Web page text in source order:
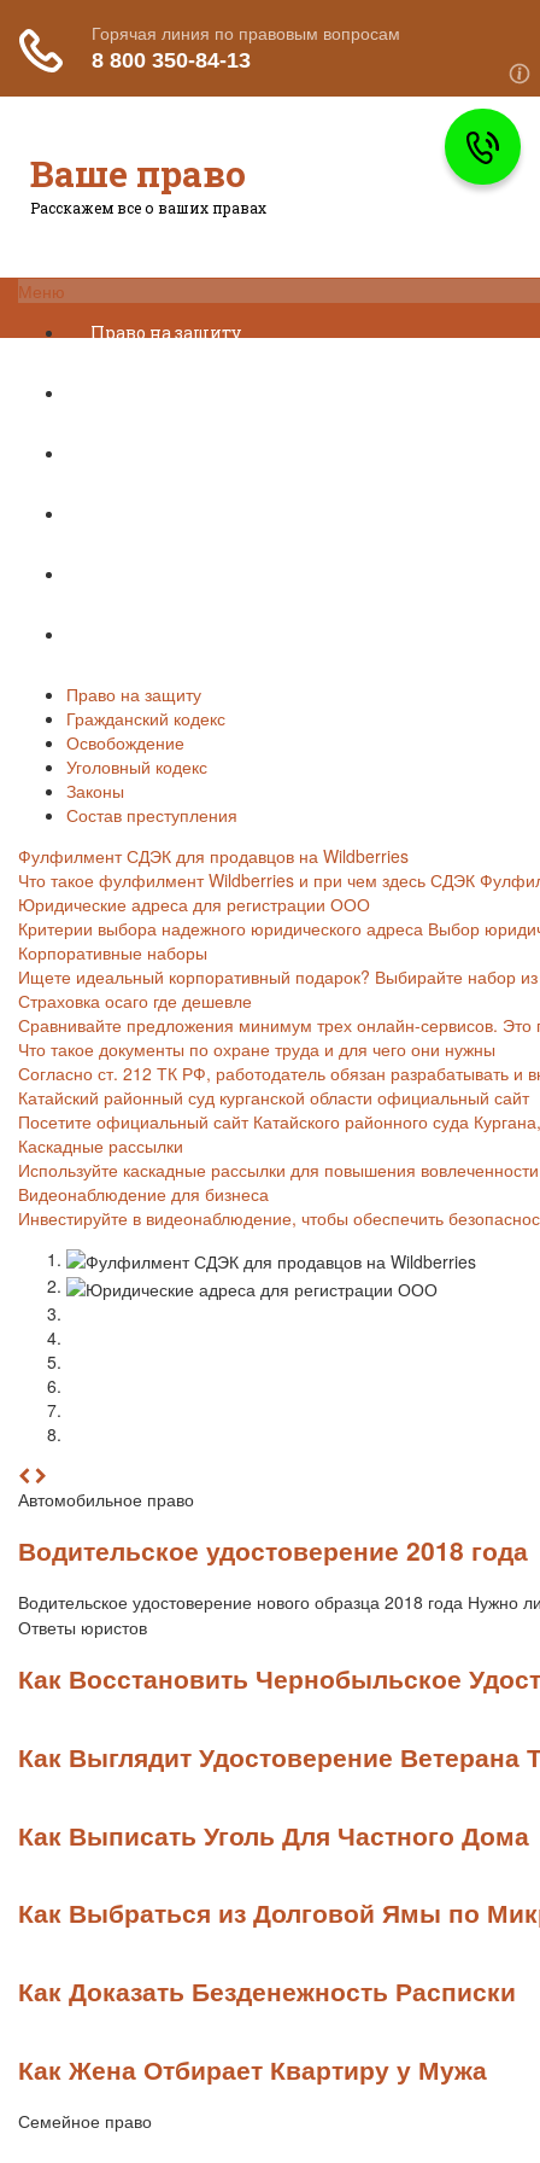
Ваше право
Расскажем все о ваших правах
Меню
Право на защиту
Право на защиту
Гражданский кодекс
Освобождение
Уголовный кодекс
Законы
Состав преступления
Фулфилмент СДЭК для продавцов на Wildberries
Что такое фулфилмент Wildberries и при чем здесь СДЭК
Юридические адреса для регистрации ООО
Критерии выбора надежного юридического адреса Выбор
Корпоративные наборы
Ищете идеальный корпоративный подарок? Выбирайте набор
Страховка осаго где дешевле
Сравнивайте предложения минимум трех онлайн-сервисов.
Что такое документы по охране труда и для чего они нужны
Согласно ст. 212 ТК РФ, работодатель обязан разрабатывать
Катайский районный суд курганской области официальный сайт
Посетите официальный сайт Катайского районного суда
Каскадные рассылки
Используйте каскадные рассылки для повышения
Видеонаблюдение для бизнеса
Инвестируйте в видеонаблюдение, чтобы обеспечить
Автомобильное право
Водительское удостоверение 2018 года
Водительское удостоверение нового образца 2018 года Нужно
Ответы юристов
Как Восстановить Чернобыльское
Как Выглядит Удостоверение Ветерана
Как Выписать Уголь Для Частного Дома
Как Выбраться из Долговой Ямы по
Как Доказать Безденежность Расписки
Как Жена Отбирает Квартиру у Мужа
Семейное право